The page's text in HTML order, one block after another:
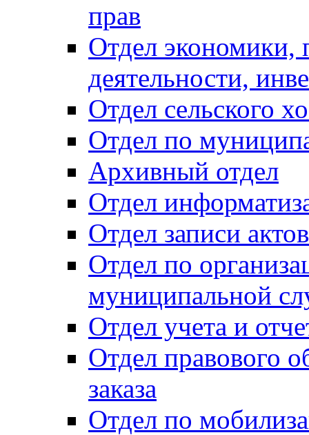
прав
Отдел экономики,
деятельности,
Отдел сельского
Отдел по
Архивный отдел
Отдел
Отдел записи
Отдел по
муниципальной
Отдел учета и
Отдел правового
заказа
Отдел по